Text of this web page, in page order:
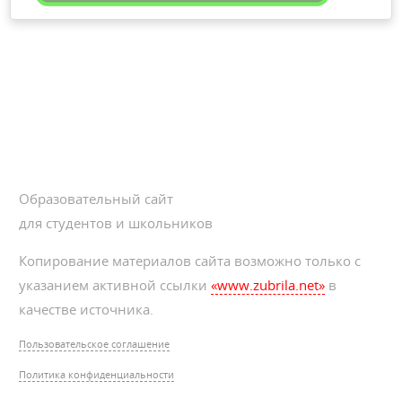
Образовательный сайт
для студентов и школьников
Копирование материалов сайта возможно только с
указанием активной ссылки«www.zubrila.net» в
качестве источника.
Пользовательское соглашение
Политика конфиденциальности